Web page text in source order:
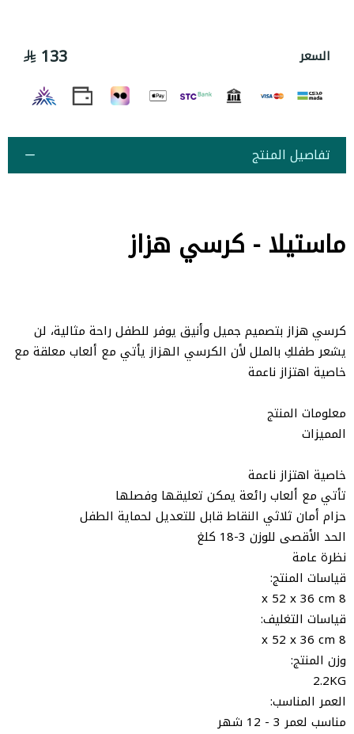
السعر 133
تفاصيل المنتج
ماستيلا - كرسي هزاز
كرسي هزاز بتصميم جميل وأنيق يوفر للطفل راحة مثالية، لن
يشعر طفلكِ بالملل لأن الكرسي الهزاز يأتي مع ألعاب معلقة مع
خاصية اهتزاز ناعمة
معلومات المنتج
المميزات
خاصية اهتزاز ناعمة
تأتي مع ألعاب رائعة يمكن تعليقها وفصلها
حزام أمان ثلاثي النقاط قابل للتعديل لحماية الطفل
الحد الأقصى للوزن 3-18 كلغ
نظرة عامة
قياسات المنتج:
8 x 52 x 36 cm
قياسات التغليف:
8 x 52 x 36 cm
وزن المنتج:
2.2KG
العمر المناسب:
مناسب لعمر 3 - 12 شهر